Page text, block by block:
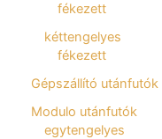
fékezett
kéttengelyes
fékezett
Gépszállító utánfutók
Modulo utánfutók
egytengelyes